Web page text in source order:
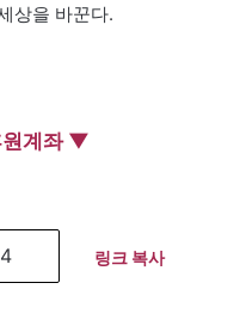
상을 바꾼다.
계좌 ▼
링크 복사